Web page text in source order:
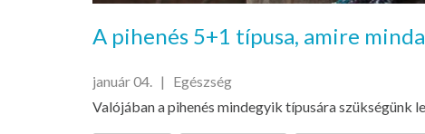
A pihenés 5+1 típusa, amire
január 04. | Egészség
Valójában a pihenés mindegyik típusára szükségünk